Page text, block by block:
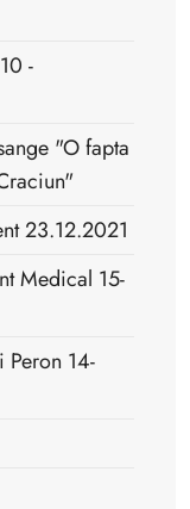
-
"O fapta
23.12.2021
Medical 15-
Peron 14-